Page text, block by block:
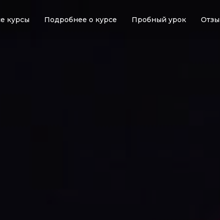
курсы Подробнее о курсе Пробный урок